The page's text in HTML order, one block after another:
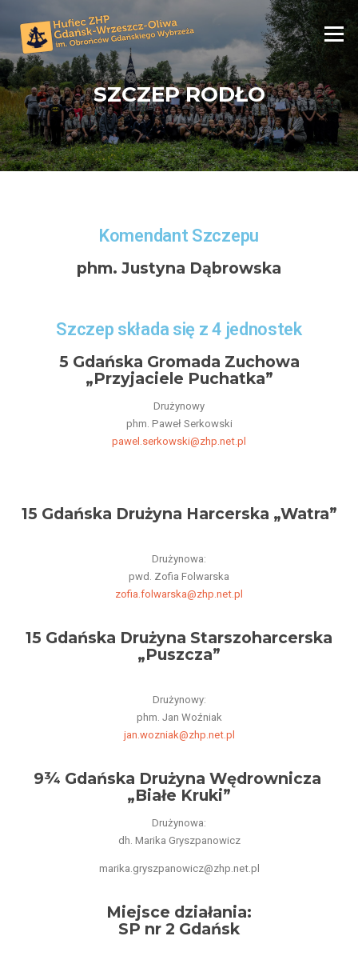
Menu
SZCZEP RODŁO
Komendant Szczepu
phm. Justyna Dąbrowska
Szczep składa się z 4 jednostek
5 Gdańska Gromada Zuchowa
„Przyjaciele Puchatka”
Drużynowy
phm. Paweł Serkowski
pawel.serkowski@zhp.net.pl
15 Gdańska Drużyna Harcerska „Watra”
Drużynowa:
pwd. Zofia Folwarska
zofia.folwarska@zhp.net.pl
15 Gdańska Drużyna Starszoharcerska
„Puszcza”
Drużynowy:
phm. Jan Woźniak
jan.wozniak@zhp.net.pl
9¾ Gdańska Drużyna Wędrownicza
„Białe Kruki”
Drużynowa:
dh. Marika Gryszpanowicz
marika.gryszpanowicz@zhp.net.pl
Miejsce działania:
SP nr 2 Gdańsk